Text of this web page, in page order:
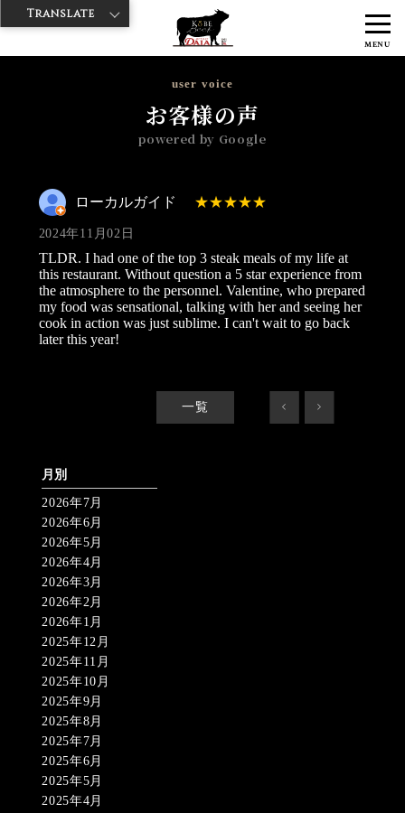
MENU
神戸牛ダイヤ > 神戸牛ダイア 歌舞伎町店
ローカ
user voice
お客様の声
powered by Google
ローカルガイド
2024年11月02日
TLDR. I had one of the top 3 steak meals of my life at
this restaurant. Without question a 5 star experience from
the atmosphere to the personnel. Valentine, who prepared
my food was sensational, talking with her and seeing her
cook in action was just sublime. I can't wait to go back
later this year!
一覧 < >
月別
2026年7月
2026年6月
2026年5月
2026年4月
2026年3月
2026年2月
2026年1月
2025年12月
2025年11月
2025年10月
2025年9月
2025年8月
2025年7月
2025年6月
2025年5月
2025年4月
Translate